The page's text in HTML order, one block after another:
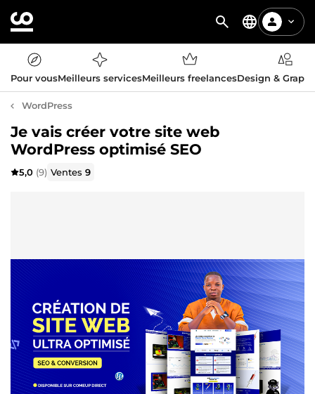
Pour vousMeilleurs servicesMeilleurs freelancesDesign &
WordPress
Je vais créer votre site web
WordPress optimisé SEO
5,0 (9) Ventes9